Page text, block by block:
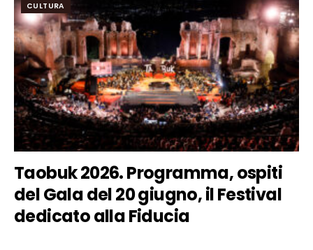
CULTURA
Taobuk 2026. Programma, ospiti
del Gala del 20 giugno, il Festival
dedicato alla Fiducia